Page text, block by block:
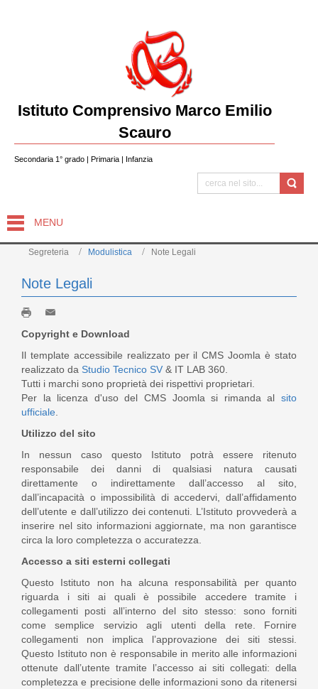
Istituto Comprensivo Marco Emilio
Scauro
Secondaria 1° grado | Primaria | Infanzia
MENU
Segreteria Modulistica Note Legali
Note Legali
Copyright e Download
Il template accessibile realizzato per il CMS Joomla è stato
realizzato da Studio Tecnico SV & IT LAB 360.
Tutti i marchi sono proprietà dei rispettivi proprietari.
Per la licenza d'uso del CMS Joomla si rimanda al sito
ufficiale
Utilizzo del sito
In nessun caso questo Istituto potrà essere ritenuto
responsabile dei danni di qualsiasi natura causati
direttamente o indirettamente dall’accesso al sito,
dall’incapacità o impossibilità di accedervi, dall’affidamento
dell’utente e dall’utilizzo dei contenuti. L’Istituto provvederà a
inserire nel sito informazioni aggiornate, ma non garantisce
circa la loro completezza o accuratezza.
Accesso a siti esterni collegati
Questo Istituto non ha alcuna responsabilità per quanto
riguarda i siti ai quali è possibile accedere tramite i
collegamenti posti all’interno del sito stesso: sono forniti
come semplice servizio agli utenti della rete. Fornire
collegamenti non implica l’approvazione dei siti stessi.
Questo Istituto non è responsabile in merito alle informazioni
ottenute dall’utente tramite l’accesso ai siti collegati: della
completezza e precisione delle informazioni sono da ritenersi